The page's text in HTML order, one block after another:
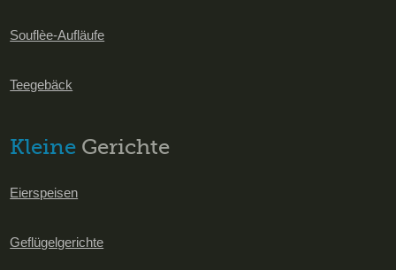
Souflèe-Aufläufe
Teegebäck
Kleine Gerichte
Eierspeisen
Geflügelgerichte